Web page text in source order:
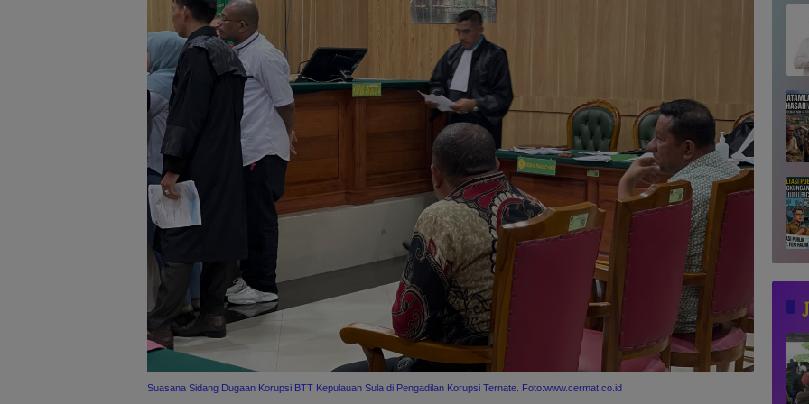
Suasana Sidang Dugaan Korupsi BTT Kepulauan Sula di Pengadilan Korupsi Ternate. Foto:www.cermat.co.id